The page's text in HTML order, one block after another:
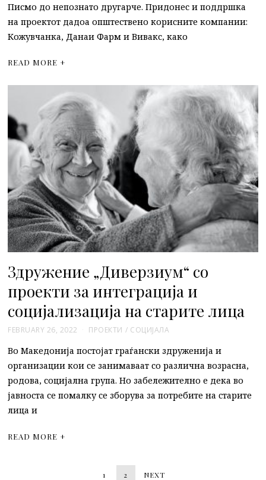
Писмо до непознато другарче. Придонес и поддршка
на проектот дадоа општествено корисните компании:
Кожувчанка, Данаи Фарм и Вивакс, како
READ MORE +
Здружение „Диверзиум“ со
проекти за интеграција и
социјализација на старите лица
FEBRUARY 26, 2022 ПРОЕКТИ / СОЦИЈАЛА
Во Македонија постојат граѓански здруженија и
организации кои се занимаваат со различна возрасна,
родова, социјална група. Но забележително е дека во
јавноста се помалку се зборува за потребите на старите
лица и
READ MORE +
1 2 NEXT